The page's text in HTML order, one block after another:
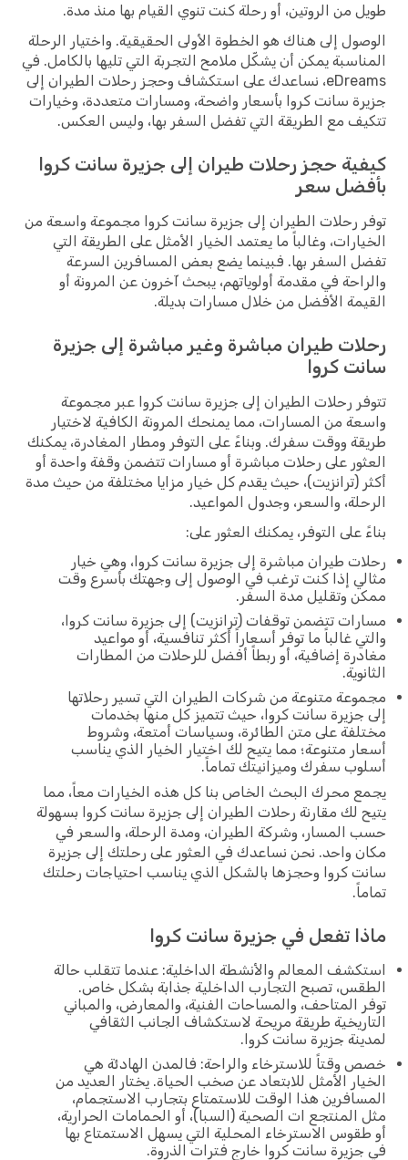
طويل من الروتين، أو رحلة كنت تنوي القيام بها منذ مدة.
الوصول إلى هناك هو الخطوة الأولى الحقيقية. واختيار الرحلة
المناسبة يمكن أن يشكّل ملامح التجربة التي تليها بالكامل. في
eDreams، نساعدك على استكشاف وحجز رحلات الطيران إلى
جزيرة سانت كروا بأسعار واضحة، ومسارات متعددة، وخيارات
تتكيف مع الطريقة التي تفضل السفر بها، وليس العكس.
كيفية حجز رحلات طيران إلى جزيرة سانت كروا
بأفضل سعر
توفر رحلات الطيران إلى جزيرة سانت كروا مجموعة واسعة من
الخيارات، وغالباً ما يعتمد الخيار الأمثل على الطريقة التي
تفضل السفر بها. فبينما يضع بعض المسافرين السرعة
والراحة في مقدمة أولوياتهم، يبحث آخرون عن المرونة أو
القيمة الأفضل من خلال مسارات بديلة.
رحلات طيران مباشرة وغير مباشرة إلى جزيرة
سانت كروا
تتوفر رحلات الطيران إلى جزيرة سانت كروا عبر مجموعة
واسعة من المسارات، مما يمنحك المرونة الكافية لاختيار
طريقة ووقت سفرك. وبناءً على التوفر ومطار المغادرة، يمكنك
العثور على رحلات مباشرة أو مسارات تتضمن وقفة واحدة أو
أكثر (ترانزيت)، حيث يقدم كل خيار مزايا مختلفة من حيث مدة
الرحلة، والسعر، وجدول المواعيد.
بناءً على التوفر، يمكنك العثور على:
رحلات طيران مباشرة إلى جزيرة سانت كروا، وهي خيار
مثالي إذا كنت ترغب في الوصول إلى وجهتك بأسرع وقت
ممكن وتقليل مدة السفر.
مسارات تتضمن توقفات (ترانزيت) إلى جزيرة سانت كروا،
والتي غالباً ما توفر أسعاراً أكثر تنافسية، أو مواعيد
مغادرة إضافية، أو ربطاً أفضل للرحلات من المطارات
الثانوية.
مجموعة متنوعة من شركات الطيران التي تسير رحلاتها
إلى جزيرة سانت كروا، حيث تتميز كل منها بخدمات
مختلفة على متن الطائرة، وسياسات أمتعة، وشروط
أسعار متنوعة؛ مما يتيح لك اختيار الخيار الذي يناسب
أسلوب سفرك وميزانيتك تماماً.
يجمع محرك البحث الخاص بنا كل هذه الخيارات معاً، مما
يتيح لك مقارنة رحلات الطيران إلى جزيرة سانت كروا بسهولة
حسب المسار، وشركة الطيران، ومدة الرحلة، والسعر في
مكان واحد. نحن نساعدك في العثور على رحلتك إلى جزيرة
سانت كروا وحجزها بالشكل الذي يناسب احتياجات رحلتك
تماماً.
ماذا تفعل في جزيرة سانت كروا
استكشف المعالم والأنشطة الداخلية: عندما تتقلب حالة
الطقس، تصبح التجارب الداخلية جذابة بشكل خاص.
توفر المتاحف، والمساحات الفنية، والمعارض، والمباني
التاريخية طريقة مريحة لاستكشاف الجانب الثقافي
لمدينة جزيرة سانت كروا.
خصص وقتاً للاسترخاء والراحة: فالمدن الهادئة هي
الخيار الأمثل للابتعاد عن صخب الحياة. يختار العديد من
المسافرين هذا الوقت للاستمتاع بتجارب الاستجمام،
مثل المنتجع ات الصحية (السبا)، أو الحمامات الحرارية،
أو طقوس الاسترخاء المحلية التي يسهل الاستمتاع بها
في جزيرة سانت كروا خارج فترات الذروة.